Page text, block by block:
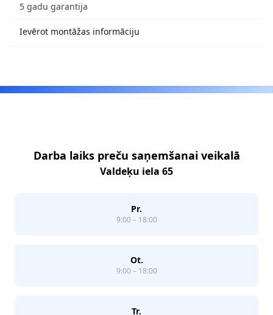
5 gadu garantija
Ievērot montāžas informāciju
Darba laiks preču saņemšanai veikalā
Valdeķu iela 65
Pr.
9:00 – 18:00
Ot.
9:00 – 18:00
Tr.